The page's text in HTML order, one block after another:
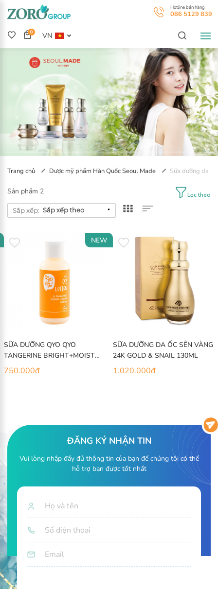
0 VN
Trang chủ Dược mỹ phẩm Hàn Quốc Seoul Made Sữa dưỡng da
Lọc theo
Sản phẩm 2
Sắp xếp:
SỮA DƯỠNG QYO QYO
TANGERINE BRIGHT+MOIST
120ML
750.000đ
NEW
SỮA DƯỠNG DA ỐC SÊN VÀNG
24K GOLD & SNAIL 130ML
1.020.000đ
ĐĂNG KÝ NHẬN TIN
Vui lòng nhập đầy đủ thông tin của bạn để chúng tôi có thể
hỗ trợ bạn được tốt nhất